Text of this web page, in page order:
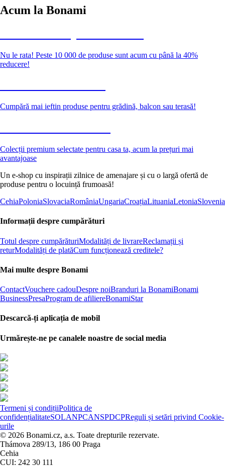
Acum la Bonami
Nu le rata! Peste 10 000 de produse sunt acum cu până la 40%
reducere!
Cumpără mai ieftin produse pentru grădină, balcon sau terasă!
Colecții premium selectate pentru casa ta, acum la prețuri mai
avantajoase
Un e-shop cu inspirații zilnice de amenajare și cu o largă ofertă de
produse pentru o locuință frumoasă!
CehiaPoloniaSlovaciaRomâniaUngariaCroațiaLituaniaLetoniaSlovenia
Informații despre cumpărături
Totul despre cumpărăturiModalități de livrareReclamații și
returModalități de platăCum funcționează creditele?
Mai multe despre Bonami
ContactVouchere cadouDespre noiBranduri la BonamiBonami
BusinessPresaProgram de afiliereBonamiStar
Descarcă-ți aplicația de mobil
Urmărește-ne pe canalele noastre de social media
Termeni și condițiiPolitica de
confidențialitateSOLANPCANSPDCPReguli și setări privind Cookie-
urile
© 2026 Bonami.cz, a.s. Toate drepturile rezervate.
Thámova 289/13, 186 00 Praga
Cehia
CUI: 242 30 111